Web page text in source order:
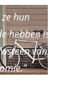
hun
hebben is
van